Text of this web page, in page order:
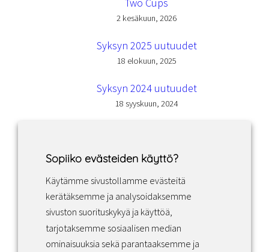
Two Cups
2 kesäkuun, 2026
Syksyn 2025 uutuudet
18 elokuun, 2025
Syksyn 2024 uutuudet
18 syyskuun, 2024
Facebook Instagram LinkedIn
Sopimusehdot
Sopiiko evästeiden käyttö?
Käytämme sivustollamme evästeitä
kerätäksemme ja analysoidaksemme
sivuston suorituskykyä ja käyttöä,
tarjotaksemme sosiaalisen median
ominaisuuksia sekä parantaaksemme ja